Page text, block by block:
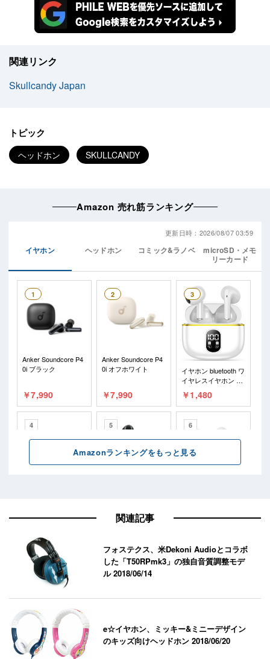
関連リンク
Skullcandy Japan
トピック
ヘッドホン SKULLCANDY
関連記事
フォステクス、米Dekoni Audioとコラボ
した「T50RPmk3」の独自音質調整モデ
ル2018/06/14
e☆イヤホン、ミッキー&ミニーデザイン
のキッズ向けヘッドホン2018/06/20